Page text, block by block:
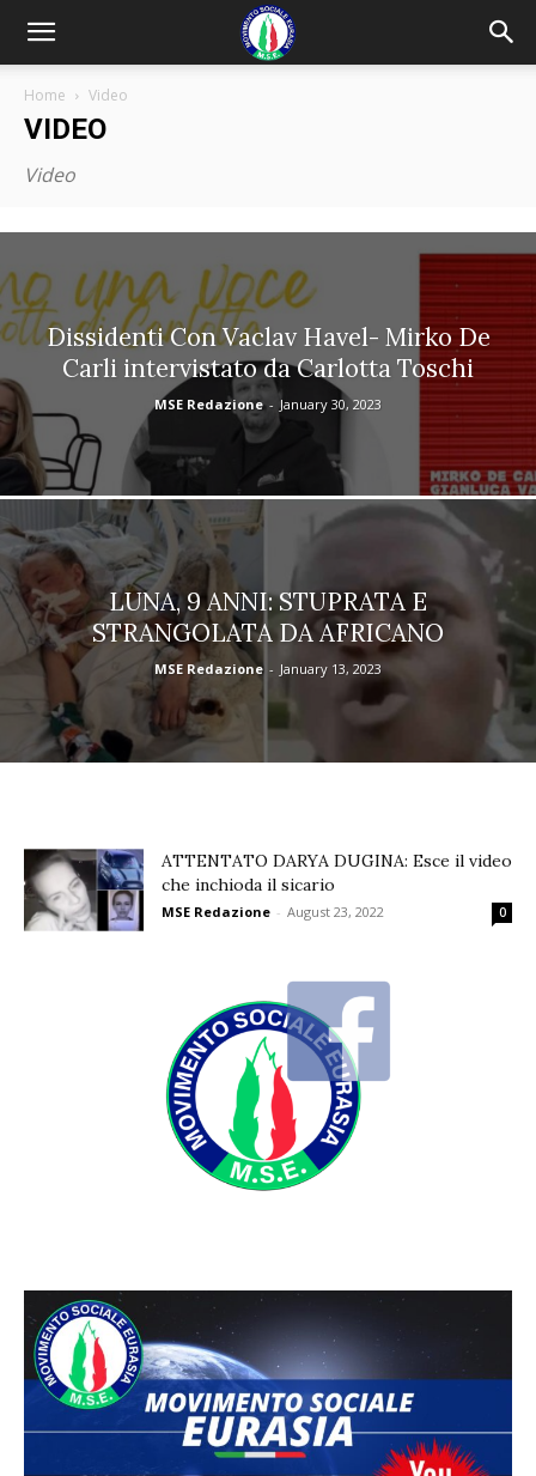
Home Video
VIDEO
Video
Dissidenti Con Vaclav Havel- Mirko De
Carli intervistato da Carlotta Toschi
MSE Redazione - January 30, 2023
LUNA, 9 ANNI: STUPRATA E
STRANGOLATA DA AFRICANO
MSE Redazione - January 13, 2023
ATTENTATO DARYA DUGINA: Esce il video
che inchioda il sicario
MSE Redazione - August 23, 2022 0